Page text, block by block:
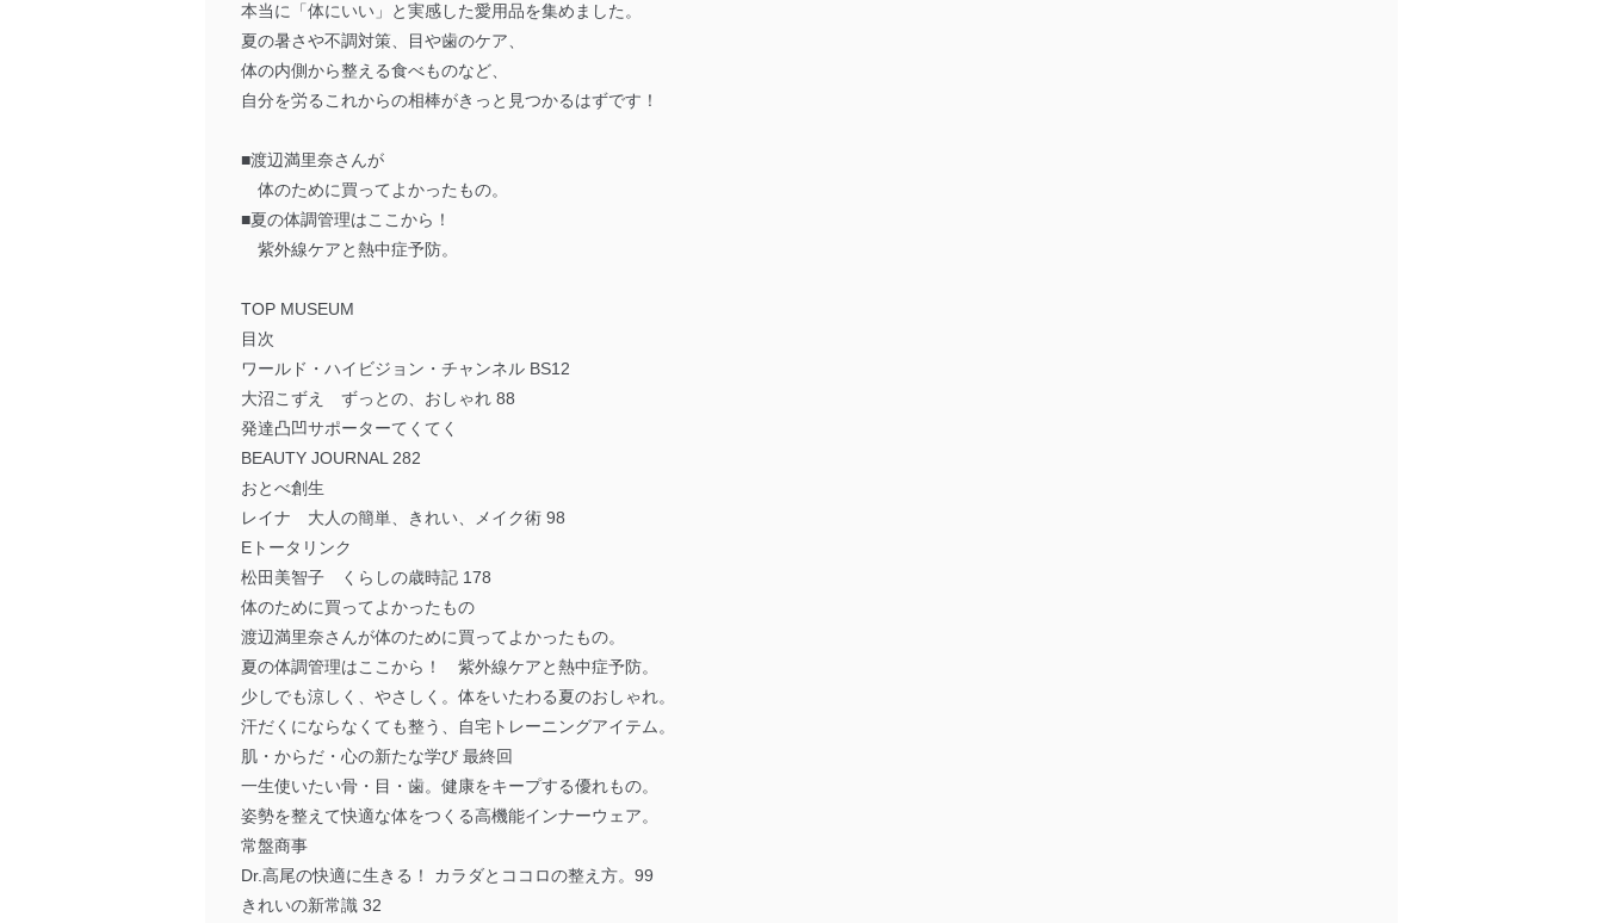
本当に「体にいい」と実感した愛用品を集めました。
夏の暑さや不調対策、目や歯のケア、
体の内側から整える食べものなど、
自分を労るこれからの相棒がきっと見つかるはずです！
■渡辺満里奈さんが
体のために買ってよかったもの。
■夏の体調管理はここから！
紫外線ケアと熱中症予防。
TOP MUSEUM
目次
ワールド・ハイビジョン・チャンネル BS12
大沼こずえ ずっとの、おしゃれ 88
発達凸凹サポーターてくてく
BEAUTY JOURNAL 282
おとべ創生
レイナ 大人の簡単、きれい、メイク術 98
Eトータリンク
松田美智子 くらしの歳時記 178
体のために買ってよかったもの
渡辺満里奈さんが体のために買ってよかったもの。
夏の体調管理はここから！ 紫外線ケアと熱中症予防。
少しでも涼しく、やさしく。体をいたわる夏のおしゃれ。
汗だくにならなくても整う、自宅トレーニングアイテム。
肌・からだ・心の新たな学び 最終回
一生使いたい骨・目・歯。健康をキープする優れもの。
姿勢を整えて快適な体をつくる高機能インナーウェア。
常盤商事
Dr.高尾の快適に生きる！ カラダとココロの整え方。99
きれいの新常識 32